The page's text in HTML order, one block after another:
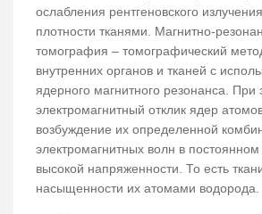
ослабления рентгеновского
плотности тканями. Магнитно-
томография – томографический
внутренних органов и тканей с
ядерного магнитного резонанса. При
электромагнитный отклик ядер
возбуждение их определенной
электромагнитных волн в
высокой напряженности. То есть
насыщенности их атомами водорода.